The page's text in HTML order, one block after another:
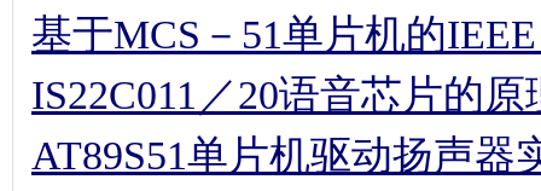
基于MCS－51单片机的
IS22C011／20语音芯片的
AT89S51单片机驱动扬声